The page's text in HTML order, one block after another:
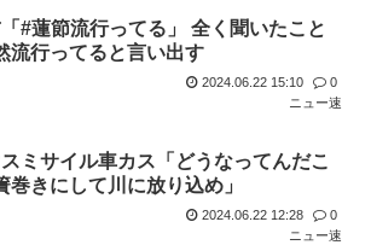
#蓮節流行ってる」 全く聞いたこと
流行ってると言い出す
2024.06.22 15:10
0
ニュー速
ミサイル車カス「どうなってんだこ
巻きにして川に放り込め」
2024.06.22 12:28
0
ニュー速